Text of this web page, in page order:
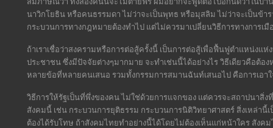
นาวิกโยธิน หรือคนธรรมดา ไม่ว่าจะเป็นพุทธ หรือมุสลิม ไม่ว่าจะเป็นข้
กระบวนการทางกฎหมายต้องทำไป แต่ไม่ควรมาเปลี่ยนวิธีการทางการเมื
ถ้าเราเชื่อว่าสงครามหรือการต่อสู้ครั้งนี้ เป็นการต่อสู้เพื่อฟื้นฟูตำแหน่งแ
ประชาชน ซึ่งมีปัจจัยต่างๆมากมาย จะทำเช่นนี้ได้อย่างไร วิธีเดียวคือต้อ
หลายข้อที่หลายคนเสนอ รวมทั้งกรรมการสมานฉันท์เสนอไป คือการเอา
วิธีการให้รัฐเป็นที่พึ่งของคน ไม่ใช่ด้วยการแจกของ แต่ควรจะสถาปนาสิ่
สังคมนี้ เช่น กระบวนการยุติธรรม กระบวนการนิติวิทยาศาสตร์ สิ่งเหล่า
ต้องได้รับโทษ ถ้าสังคมไทยทำอย่างนี้ได้โดยไม่ต้องเห็นแก่หน้าใคร สังค